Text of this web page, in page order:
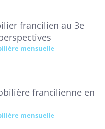
francilien au 3e
mensuelle
francilienne en
mensuelle